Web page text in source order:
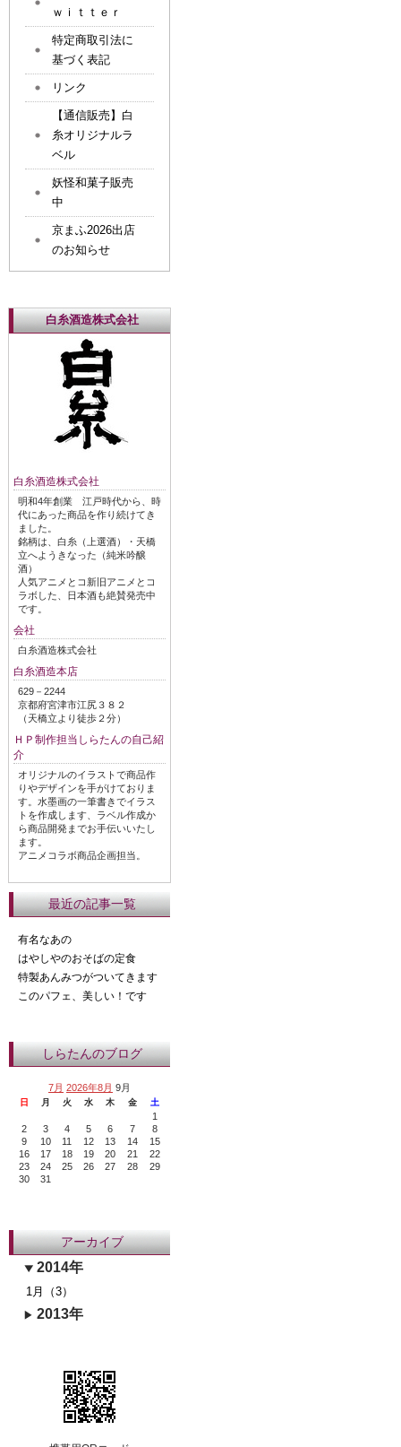
ｗｉｔｔｅｒ
特定商取引法に
基づく表記
リンク
【通信販売】白
糸オリジナルラ
ベル
妖怪和菓子販売
中
京まふ2026出店
のお知らせ
白糸酒造株式会社
白糸酒造株式会社
明和4年創業 江戸時代から、時
代にあった商品を作り続けてき
ました。
銘柄は、白糸（上選酒）・天橋
立へようきなった（純米吟醸
酒）
人気アニメとコ新旧アニメとコ
ラボした、日本酒も絶賛発売中
です。
会社
白糸酒造株式会社
白糸酒造本店
629－2244
京都府宮津市江尻３８２
（天橋立より徒歩２分）
ＨＰ制作担当しらたんの自己紹
介
オリジナルのイラストで商品作
りやデザインを手がけておりま
す。水墨画の一筆書きでイラス
トを作成します、ラベル作成か
ら商品開発までお手伝いいたし
ます。
アニメコラボ商品企画担当。
最近の記事一覧
有名なあの
はやしやのおそばの定食
特製あんみつがついてきます
このパフェ、美しい！です
しらたんのブログ
7月 2026年8月 9月
日 月 火 水 木 金 土
1
2
3 4 5 6 7
8
9
10 11 12 13 14
15
16
17 18 19 20 21
22
23
24 25 26 27 28
29
30
31
アーカイブ
2014年
1月（3）
2013年